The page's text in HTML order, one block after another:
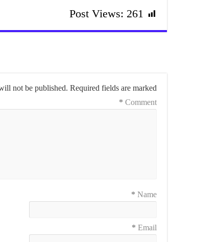
Post Views: 261
not be published. Required fields are marked
Comment
*
Name
*
Email
*